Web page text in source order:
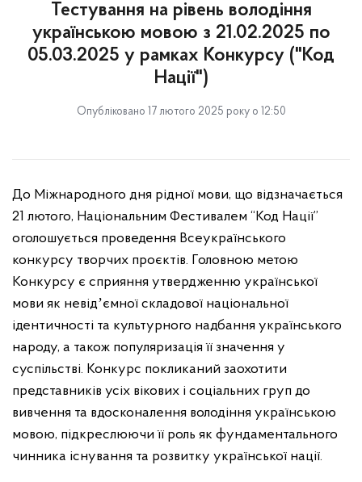
Тестування на рівень володіння
українською мовою з 21.02.2025 по
05.03.2025 у рамках Конкурсу ("Код
Нації")
Опубліковано 17 лютого 2025 року о 12:50
До Міжнародного дня рідної мови, що відзначається
21 лютого, Національним Фестивалем “Код Нації”
оголошується проведення Всеукраїнського
конкурсу творчих проєктів. Головною метою
Конкурсу є сприяння утвердженню української
мови як невідʼємної складової національної
ідентичності та культурного надбання українського
народу, а також популяризація її значення у
суспільстві. Конкурс покликаний заохотити
представників усіх вікових і соціальних груп до
вивчення та вдосконалення володіння українською
мовою, підкреслюючи її роль як фундаментального
чинника існування та розвитку української нації.